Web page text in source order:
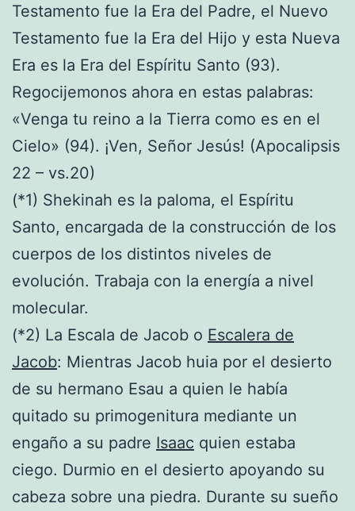
Testamento fue la Era del Padre, el Nuevo
Testamento fue la Era del Hijo y esta Nueva
Era es la Era del Espíritu Santo (93).
Regocijemonos ahora en estas palabras:
«Venga tu reino a la Tierra como es en el
Cielo» (94). ¡Ven, Señor Jesús! (Apocalipsis
22 – vs.20)
(*1) Shekinah es la paloma, el Espíritu
Santo, encargada de la construcción de los
cuerpos de los distintos niveles de
evolución. Trabaja con la energía a nivel
molecular.
(*2) La Escala de Jacob o Escalera de
Jacob: Mientras Jacob huia por el desierto
de su hermano Esau a quien le había
quitado su primogenitura mediante un
engaño a su padre Isaac quien estaba
ciego. Durmio en el desierto apoyando su
cabeza sobre una piedra. Durante su sueño